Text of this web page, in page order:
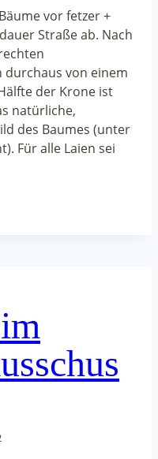
vor fetzer +
Straße ab. Nach
von einem
der Krone ist
natürliche,
des Baumes (unter
Für alle Laien sei